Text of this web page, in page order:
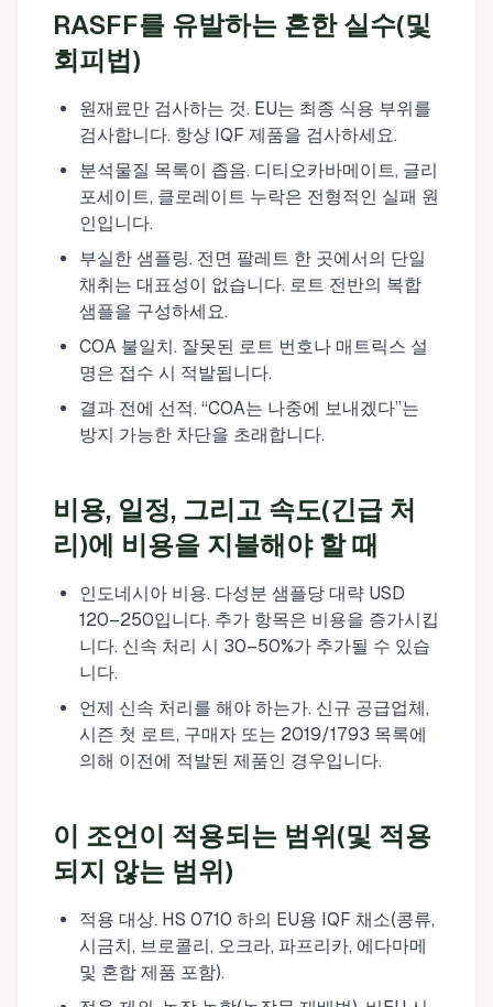
RASFF를 유발하는 흔한 실수(및
회피법)
원재료만 검사하는 것. EU는 최종 식용 부위를
검사합니다. 항상 IQF 제품을 검사하세요.
분석물질 목록이 좁음. 디티오카바메이트, 글리
포세이트, 클로레이트 누락은 전형적인 실패 원
인입니다.
부실한 샘플링. 전면 팔레트 한 곳에서의 단일
채취는 대표성이 없습니다. 로트 전반의 복합
샘플을 구성하세요.
COA 불일치. 잘못된 로트 번호나 매트릭스 설
명은 접수 시 적발됩니다.
결과 전에 선적. “COA는 나중에 보내겠다”는
방지 가능한 차단을 초래합니다.
비용, 일정, 그리고 속도(긴급 처
리)에 비용을 지불해야 할 때
인도네시아 비용. 다성분 샘플당 대략 USD
120–250입니다. 추가 항목은 비용을 증가시킵
니다. 신속 처리 시 30–50%가 추가될 수 있습
니다.
언제 신속 처리를 해야 하는가. 신규 공급업체,
시즌 첫 로트, 구매자 또는 2019/1793 목록에
의해 이전에 적발된 제품인 경우입니다.
이 조언이 적용되는 범위(및 적용
되지 않는 범위)
적용 대상. HS 0710 하의 EU용 IQF 채소(콩류,
시금치, 브로콜리, 오크라, 파프리카, 에다마메
및 혼합 제품 포함).